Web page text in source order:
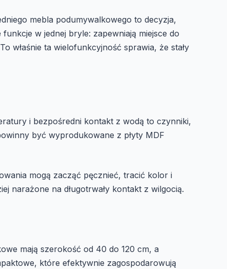
mebla podumywalkowego to decyzja,
w jednej bryle: zapewniają miejsce do
właśnie ta wielofunkcyjność sprawia, że stały
i bezpośredni kontakt z wodą to czynniki,
być wyprodukowane z płyty MDF
mogą zacząć pęcznieć, tracić kolor i
narażone na długotrwały kontakt z wilgocią.
mają szerokość od 40 do 120 cm, a
które efektywnie zagospodarowują